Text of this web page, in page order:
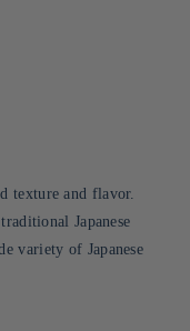
texture and flavor.
Japanese
variety of Japanese